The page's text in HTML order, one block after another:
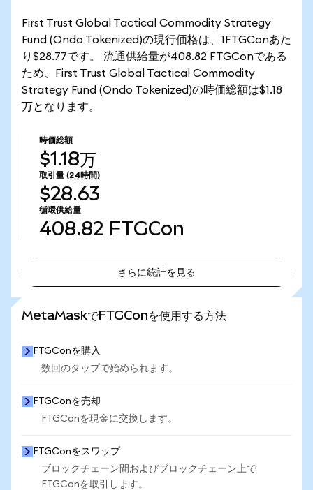
First Trust Global Tactical Commodity Strategy
Fund (Ondo Tokenized)の現行価格は、1FTGConあた
り$28.77です。 流通供給量が408.82 FTGConである
ため、First Trust Global Tactical Commodity
Strategy Fund (Ondo Tokenized)の時価総額は$1.18
万となります。
時価総額
$1.18万
取引量 (24時間)
$28.63
循環供給量
408.82 FTGCon
さらに統計を見る
MetaMaskでFTGConを使用する方法
FTGConを購入
数回のタップで始められます。
FTGConを売却
FTGConを現金に交換します。
FTGConをスワップ
ブロックチェーン間およびブロックチェーン上で
FTGConを取引します。